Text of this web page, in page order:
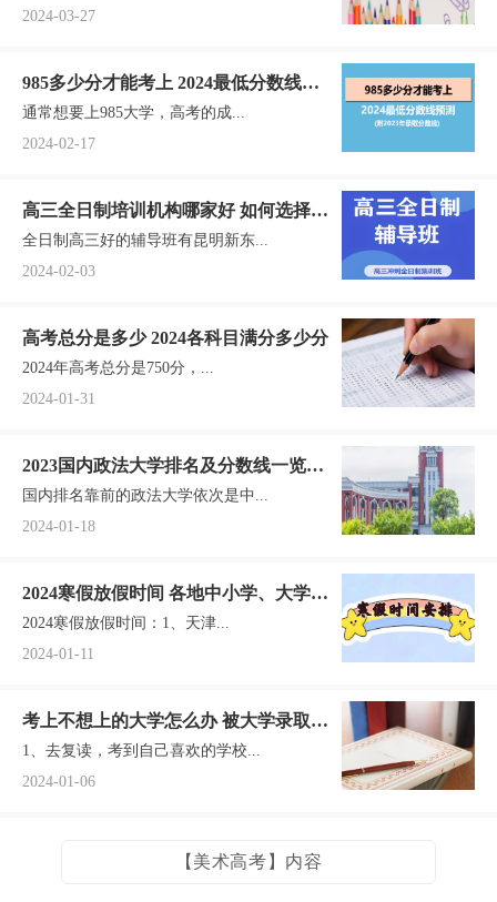
2024-03-27
985多少分才能考上 2024最低分数线预
测(附2023年录取分数线)
通常想要上985大学，高考的成...
2024-02-17
高三全日制培训机构哪家好 如何选择辅
导班
全日制高三好的辅导班有昆明新东...
2024-02-03
高考总分是多少 2024各科目满分多少分
2024年高考总分是750分，...
2024-01-31
2023国内政法大学排名及分数线一览表
(2024届考生参考)
国内排名靠前的政法大学依次是中...
2024-01-18
2024寒假放假时间 各地中小学、大学放
寒假时间及报道时间
2024寒假放假时间：1、天津...
2024-01-11
考上不想上的大学怎么办 被大学录取了
不去有影响吗
1、去复读，考到自己喜欢的学校...
2024-01-06
【美术高考】内容